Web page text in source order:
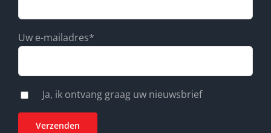
Uw e-mailadres*
Ja, ik ontvang graag uw nieuwsbrief